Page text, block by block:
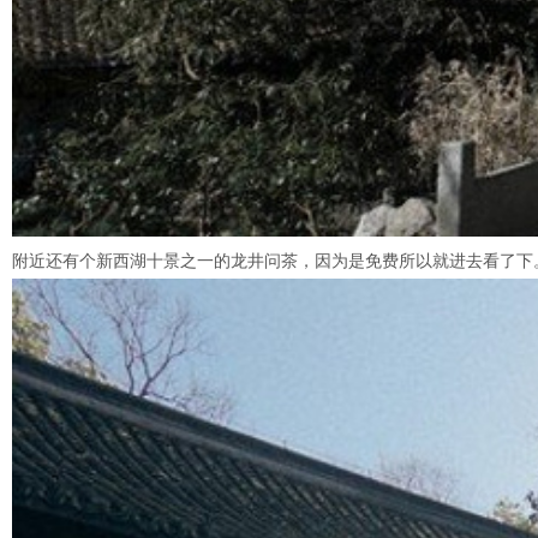
附近还有个新西湖十景之一的龙井问茶，因为是免费所以就进去看了下